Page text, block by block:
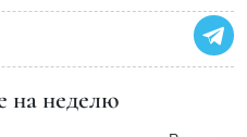
на неделю